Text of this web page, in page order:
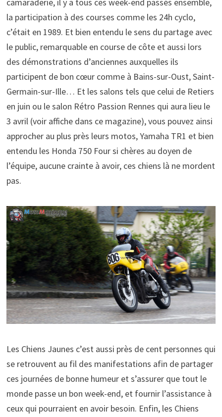
camaraderie, il y a tous ces week-end passés ensemble,
la participation à des courses comme les 24h cyclo,
c’était en 1989. Et bien entendu le sens du partage avec
le public, remarquable en course de côte et aussi lors
des démonstrations d’anciennes auxquelles ils
participent de bon cœur comme à Bains-sur-Oust, Saint-
Germain-sur-Ille… Et les salons tels que celui de Retiers
en juin ou le salon Rétro Passion Rennes qui aura lieu le
3 avril (voir affiche dans ce magazine), vous pouvez ainsi
approcher au plus près leurs motos, Yamaha TR1 et bien
entendu les Honda 750 Four si chères au doyen de
l’équipe, aucune crainte à avoir, ces chiens là ne mordent
pas.
Les Chiens Jaunes c’est aussi près de cent personnes qui
se retrouvent au fil des manifestations afin de partager
ces journées de bonne humeur et s’assurer que tout le
monde passe un bon week-end, et fournir l’assistance à
ceux qui pourraient en avoir besoin. Enfin, les Chiens